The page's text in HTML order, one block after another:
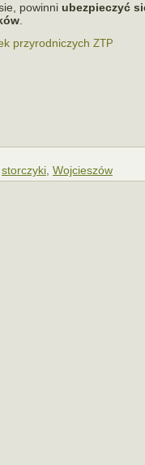
powinni ubez­pie­czyć
.
przy­rod­ni­czych ZTP
storczyki Wojcieszów